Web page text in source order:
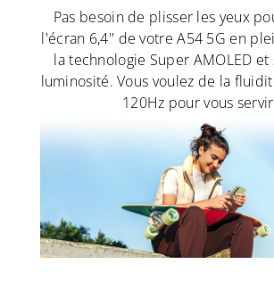
Pas besoin de plisser les yeux
l'écran 6,4'' de votre A54 5G en
la technologie Super AMOLED et
luminosité. Vous voulez de la
120Hz pour vous